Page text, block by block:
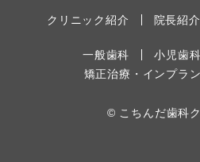
クリニック紹介 院長紹介
一般歯科 小児歯科
矯正治療・インプラ
© こちんだ歯科